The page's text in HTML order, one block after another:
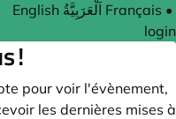
English اَلْعَرَبِيَّةُ Français •
login
!
pour voir l'évènement,
les dernières mises à